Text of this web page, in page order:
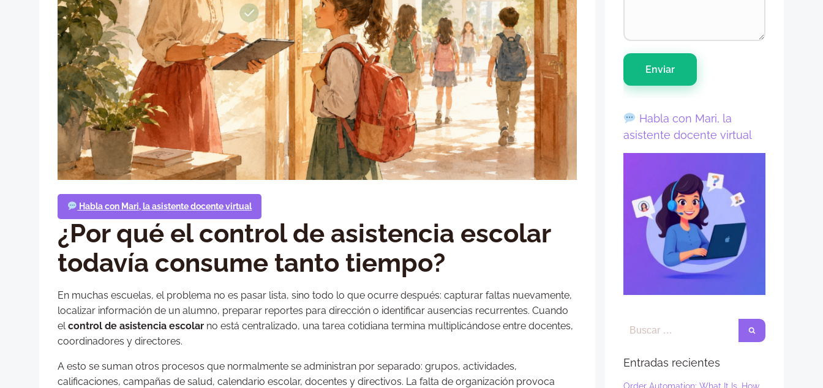
Habla con Mari, la asistente docente virtual
¿Por qué el control de asistencia escolar
todavía consume tanto tiempo?
En muchas escuelas, el problema no es pasar lista, sino todo lo que ocurre después: capturar faltas nuevamente,
localizar información de un alumno, preparar reportes para dirección o identificar ausencias recurrentes. Cuando
elcontrol de asistencia escolar no está centralizado, una tarea cotidiana termina multiplicándose entre docentes,
coordinadores y directores.
A esto se suman otros procesos que normalmente se administran por separado: grupos, actividades,
calificaciones, campañas de salud, calendario escolar, docentes y directivos. La falta de organización provoca
Enviar
Habla con Mari, la
asistente docente virtual
Entradas recientes